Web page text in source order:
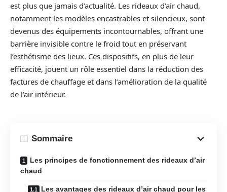
est plus que jamais d’actualité. Les rideaux d’air chaud,
notamment les modèles encastrables et silencieux, sont
devenus des équipements incontournables, offrant une
barrière invisible contre le froid tout en préservant
l’esthétisme des lieux. Ces dispositifs, en plus de leur
efficacité, jouent un rôle essentiel dans la réduction des
factures de chauffage et dans l’amélioration de la qualité
de l’air intérieur.
Sommaire
Les principes de fonctionnement des rideaux d’air
chaud
Les avantages des rideaux d’air chaud pour les